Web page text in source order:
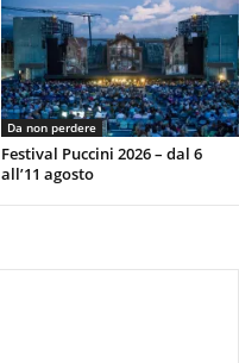
Da non perdere
Festival Puccini 2026 – dal 6
all’11 agosto